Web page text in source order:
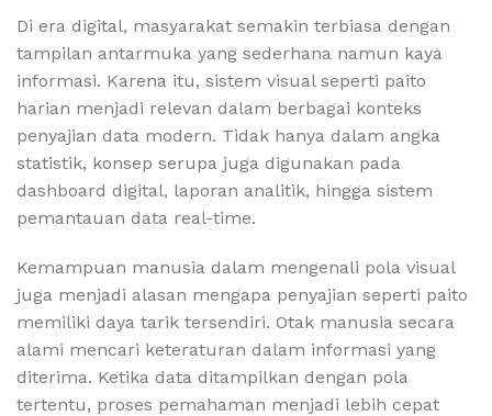
Di era digital, masyarakat semakin terbiasa dengan
tampilan antarmuka yang sederhana namun kaya
informasi. Karena itu, sistem visual seperti paito
harian menjadi relevan dalam berbagai konteks
penyajian data modern. Tidak hanya dalam angka
statistik, konsep serupa juga digunakan pada
dashboard digital, laporan analitik, hingga sistem
pemantauan data real-time.
Kemampuan manusia dalam mengenali pola visual
juga menjadi alasan mengapa penyajian seperti paito
memiliki daya tarik tersendiri. Otak manusia secara
alami mencari keteraturan dalam informasi yang
diterima. Ketika data ditampilkan dengan pola
tertentu, proses pemahaman menjadi lebih cepat